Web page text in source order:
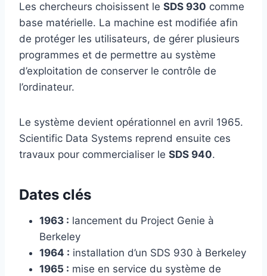
Les chercheurs choisissent le SDS 930 comme
base matérielle. La machine est modifiée afin
de protéger les utilisateurs, de gérer plusieurs
programmes et de permettre au système
d’exploitation de conserver le contrôle de
l’ordinateur.
Le système devient opérationnel en avril 1965.
Scientific Data Systems reprend ensuite ces
travaux pour commercialiser le SDS 940.
Dates clés
1963 : lancement du Project Genie à
Berkeley
1964 : installation d’un SDS 930 à Berkeley
1965 : mise en service du système de